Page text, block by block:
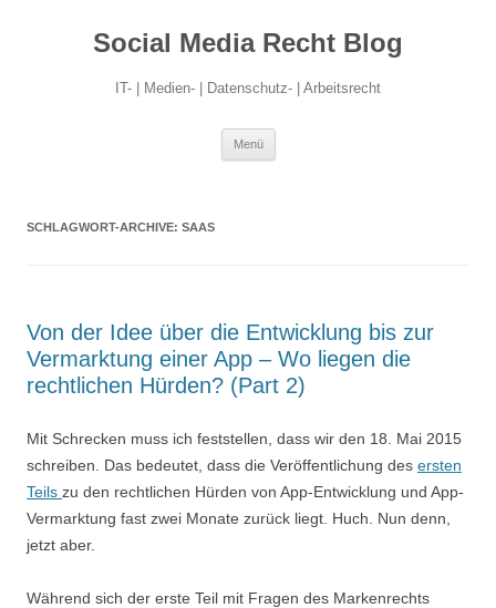
Social Media Recht Blog
IT- | Medien- | Datenschutz- | Arbeitsrecht
Menü
SCHLAGWORT-ARCHIVE: SAAS
Von der Idee über die Entwicklung bis zur
Vermarktung einer App – Wo liegen die
rechtlichen Hürden? (Part 2)
Mit Schrecken muss ich feststellen, dass wir den 18. Mai 2015
schreiben. Das bedeutet, dass die Veröffentlichung des ersten
Teils zu den rechtlichen Hürden von App-Entwicklung und App-
Vermarktung fast zwei Monate zurück liegt. Huch. Nun denn,
jetzt aber.
Während sich der erste Teil mit Fragen des Markenrechts